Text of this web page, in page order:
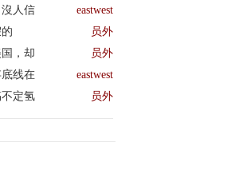
人信 eastwest
员外
，却 员外
线在 eastwest
定氢 员外